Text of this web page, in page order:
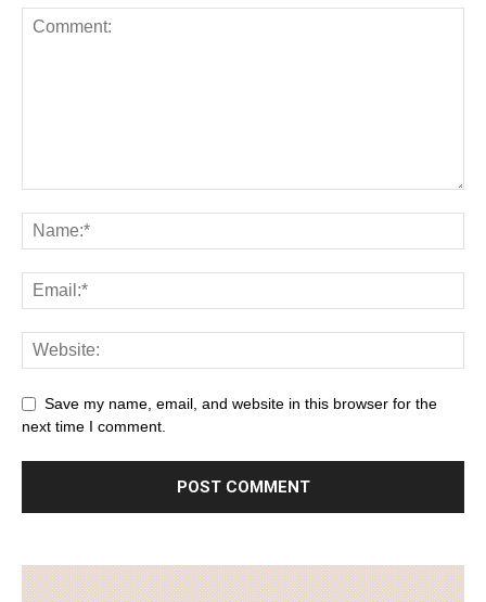
Save my name, email, and website in this browser for the
next time I comment.